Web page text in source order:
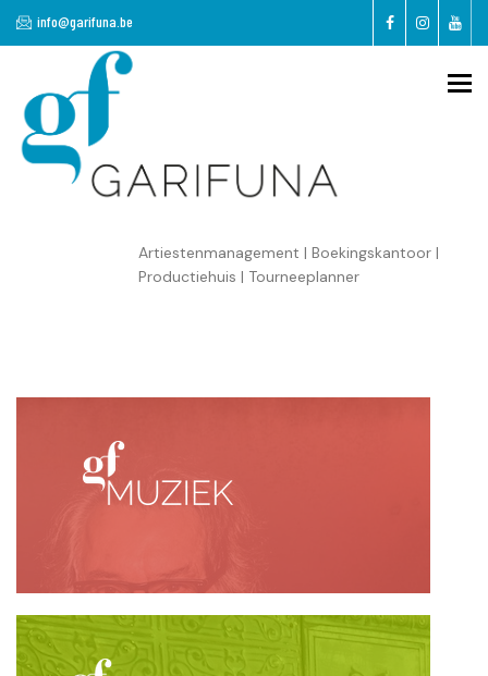
Overslaan
en
inhoud
gaan
info@garifuna.be
Artiestenmanagement | Boekingskantoor |
Productiehuis | Tourneeplanner